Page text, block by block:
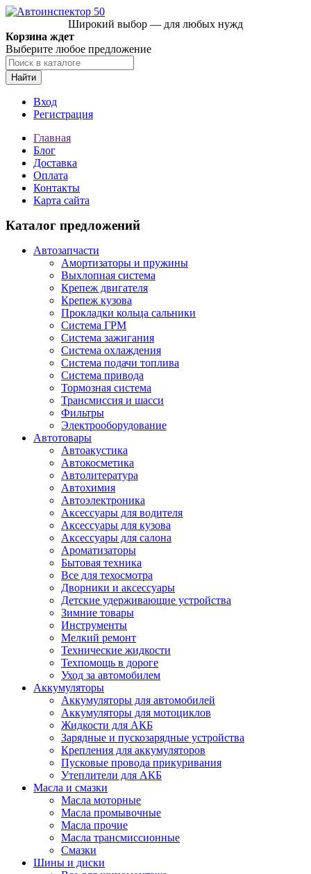
Широкий выбор — для любых нужд
Корзина ждет
Выберите любое предложение
Найти
Вход
Регистрация
Главная
Блог
Доставка
Оплата
Контакты
Карта сайта
Каталог предложений
Автозапчасти
Амортизаторы и пружины
Выхлопная система
Крепеж двигателя
Крепеж кузова
Прокладки кольца сальники
Система ГРМ
Система зажигания
Система охлаждения
Система подачи топлива
Система привода
Тормозная система
Трансмиссия и шасси
Фильтры
Электрооборудование
Автотовары
Автоакустика
Автокосметика
Автолитература
Автохимия
Автоэлектроника
Аксессуары для водителя
Аксессуары для кузова
Аксессуары для салона
Ароматизаторы
Бытовая техника
Все для техосмотра
Дворники и аксессуары
Детские удерживающие устройства
Зимние товары
Инструменты
Мелкий ремонт
Технические жидкости
Техпомощь в дороге
Уход за автомобилем
Аккумуляторы
Аккумуляторы для автомобилей
Аккумуляторы для мотоциклов
Жидкости для АКБ
Зарядные и пускозарядные устройства
Крепления для аккумуляторов
Пусковые провода прикуривания
Утеплители для АКБ
Масла и смазки
Масла моторные
Масла промывочные
Масла прочие
Масла трансмиссионные
Смазки
Шины и диски